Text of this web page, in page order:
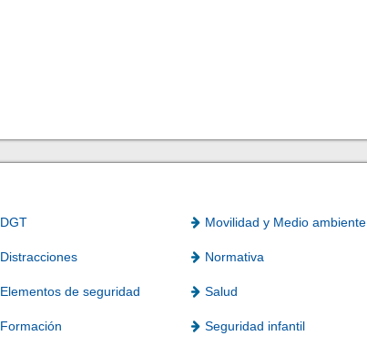
DGT Movilidad y Medio ambiente
Distracciones Normativa
Elementos de seguridad Salud
Formación Seguridad infantil